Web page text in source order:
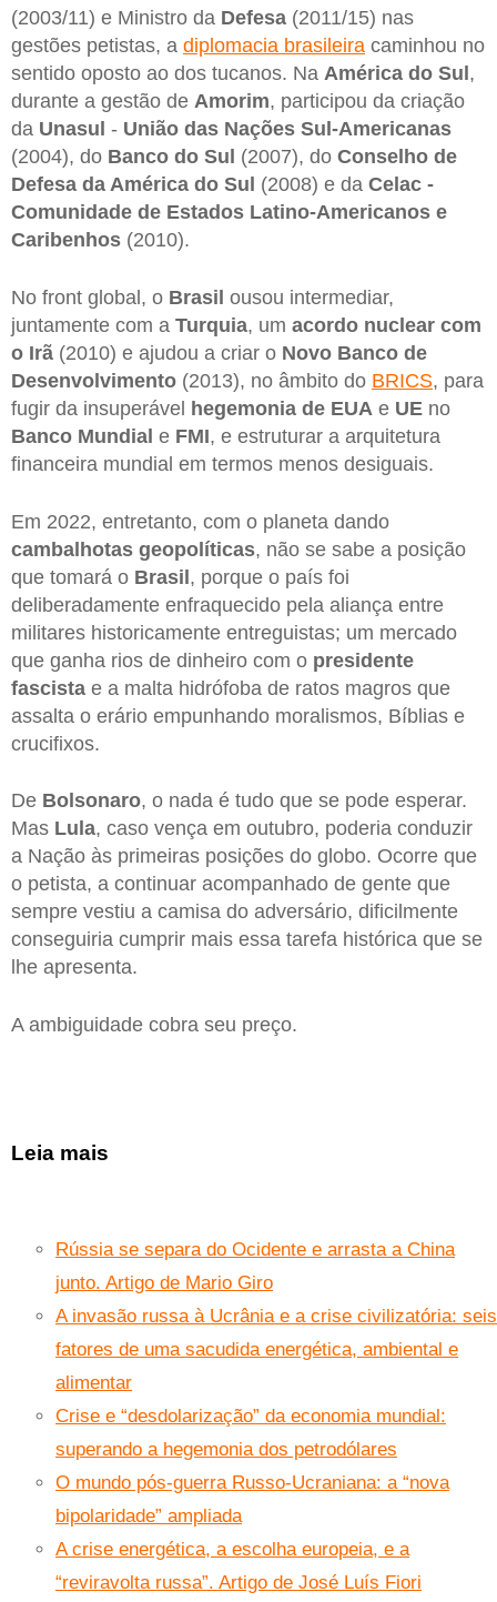
(2003/11) e Ministro da Defesa (2011/15) nas
gestões petistas, a diplomacia brasileira caminhou no
sentido oposto ao dos tucanos. Na América do Sul ,
durante a gestão de Amorim, participou da criação
da Unasul - União das Nações Sul-Americanas
(2004), do Banco do Sul (2007), do Conselho de
Defesa da América do Sul (2008) e da Celac -
Comunidade de Estados Latino-Americanos e
Caribenhos (2010).
No front global, o Brasil ousou intermediar,
juntamente com a Turquia, um acordo nuclear com
o Irã (2010) e ajudou a criar o Novo Banco de
Desenvolvimento (2013), no âmbito do BRICS, para
fugir da insuperável hegemonia de EUA e UE no
Banco Mundial e FMI, e estruturar a arquitetura
financeira mundial em termos menos desiguais.
Em 2022, entretanto, com o planeta dando
cambalhotas geopolíticas, não se sabe a posição
que tomará o Brasil, porque o país foi
deliberadamente enfraquecido pela aliança entre
militares historicamente entreguistas; um mercado
que ganha rios de dinheiro com o presidente
fascista e a malta hidrófoba de ratos magros que
assalta o erário empunhando moralismos, Bíblias e
crucifixos.
De Bolsonaro, o nada é tudo que se pode esperar.
Mas Lula, caso vença em outubro, poderia conduzir
a Nação às primeiras posições do globo. Ocorre que
o petista, a continuar acompanhado de gente que
sempre vestiu a camisa do adversário, dificilmente
conseguiria cumprir mais essa tarefa histórica que se
lhe apresenta.
A ambiguidade cobra seu preço.
Leia mais
Rússia se separa do Ocidente e arrasta a China
junto. Artigo de Mario Giro
A invasão russa à Ucrânia e a crise civilizatória: seis
fatores de uma sacudida energética, ambiental e
alimentar
Crise e “desdolarização” da economia mundial:
superando a hegemonia dos petrodólares
O mundo pós-guerra Russo-Ucraniana: a “nova
bipolaridade” ampliada
A crise energética, a escolha europeia, e a
“reviravolta russa”. Artigo de José Luís Fiori